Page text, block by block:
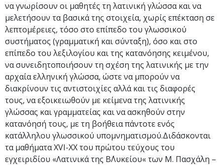
να γνωρίσουν οι μαθητές τη λατινική γλώσσα και να
μελετήσουν τα βασικά της στοιχεία, χωρίς επέκταση σε
λεπτομέρειες, τόσο στο επίπεδο του γλωσσικού
συστήματος (γραμματική και σύνταξη), όσο και στο
επίπεδο του λεξιλογίου και της κατανόησης κειμένου,
να συνειδητοποιήσουν τη σχέση της λατινικής με την
αρχαία ελληνική γλώσσα, ώστε να μπορούν να
διακρίνουν τις αντιστοιχίες αλλά και τις διαφορές
τους, να εξοικειωθούν με κείμενα της λατινικής
γλώσσας και γραμματείας και να ασκηθούν στην
κατανόησή τους, με τη βοήθεια πάντοτε ενός
κατάλληλου γλωσσικού υπομνηματισμού.Διδάσκονται
τα μαθήματα XVI-ΧΧ του πρώτου τεύχους του
εγχειριδίου «Λατινικά της Β΄Λυκείου« των Μ. Πασχάλη –